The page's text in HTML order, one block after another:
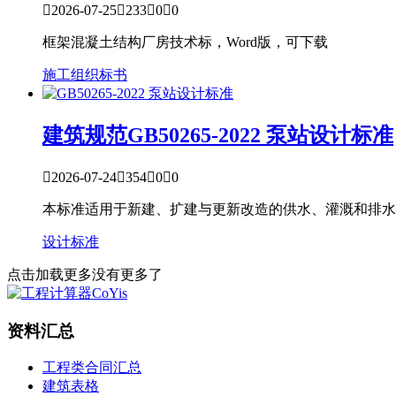
2026-07-2523300
框架混凝土结构厂房技术标，Word版，可下载
施工组织标书
建筑规范GB50265-2022 泵站设计标准
2026-07-2435400
本标准适用于新建、扩建与更新改造的供水、灌溉和排
设计标准
点击加载更多没有更多了
资料汇总
工程类合同汇总
建筑表格